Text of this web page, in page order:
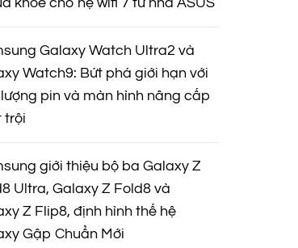
Galaxy Watch Ultra2 và
Watch9: Bứt phá giới hạn với
pin và màn hình nâng cấp
trội
giới thiệu bộ ba Galaxy Z
Ultra, Galaxy Z Fold8 và
Z Flip8, định hình thế hệ
Gập Chuẩn Mới